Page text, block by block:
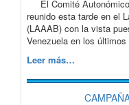
El Comité
reunido esta tarde en el
(LAAAB) con la vista
Venezuela en los
Leer más…